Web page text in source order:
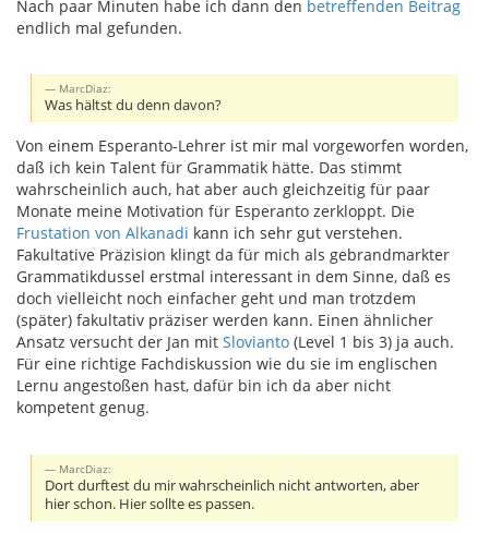
Nach paar Minuten habe ich dann den betreffenden Beitrag
endlich mal gefunden.
MarcDiaz:
Was hältst du denn davon?
Von einem Esperanto-Lehrer ist mir mal vorgeworfen worden,
daß ich kein Talent für Grammatik hätte. Das stimmt
wahrscheinlich auch, hat aber auch gleichzeitig für paar
Monate meine Motivation für Esperanto zerkloppt. Die
Frustation von Alkanadi kann ich sehr gut verstehen.
Fakultative Präzision klingt da für mich als gebrandmarkter
Grammatikdussel erstmal interessant in dem Sinne, daß es
doch vielleicht noch einfacher geht und man trotzdem
(später) fakultativ präziser werden kann. Einen ähnlicher
Ansatz versucht der Jan mit Slovianto (Level 1 bis 3) ja auch.
Für eine richtige Fachdiskussion wie du sie im englischen
Lernu angestoßen hast, dafür bin ich da aber nicht
kompetent genug.
MarcDiaz:
Dort durftest du mir wahrscheinlich nicht antworten, aber
hier schon. Hier sollte es passen.